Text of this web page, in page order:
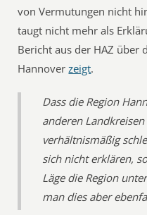
von Vermutungen nicht
taugt nicht mehr als
Bericht aus der HAZ über
Hannoverzeigt.
Dass die Region
anderen
verhältnismäßig
sich nicht erklären,
Läge die Region
man dies aber